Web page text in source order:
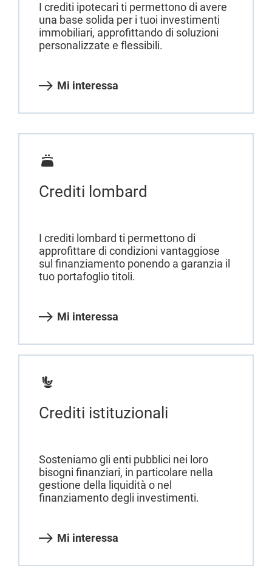
I crediti ipotecari ti permettono di avere
una base solida per i tuoi investimenti
immobiliari, approfittando di soluzioni
personalizzate e flessibili.
Mi interessa
Crediti lombard
I crediti lombard ti permettono di
approfittare di condizioni vantaggiose
sul finanziamento ponendo a garanzia il
tuo portafoglio titoli.
Mi interessa
Crediti istituzionali
Sosteniamo gli enti pubblici nei loro
bisogni finanziari, in particolare nella
gestione della liquidità o nel
finanziamento degli investimenti.
Mi interessa